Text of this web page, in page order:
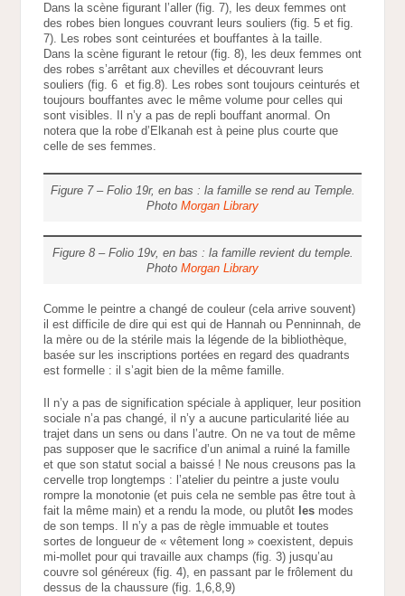
Dans la scène figurant l’aller (fig. 7), les deux femmes ont
des robes bien longues couvrant leurs souliers (fig. 5 et fig.
7). Les robes sont ceinturées et bouffantes à la taille.
Dans la scène figurant le retour (fig. 8), les deux femmes ont
des robes s’arrêtant aux chevilles et découvrant leurs
souliers (fig. 6 et fig.8). Les robes sont toujours ceinturés et
toujours bouffantes avec le même volume pour celles qui
sont visibles. Il n’y a pas de repli bouffant anormal. On
notera que la robe d’Elkanah est à peine plus courte que
celle de ses femmes.
Figure 7 – Folio 19r, en bas : la famille se rend au Temple.
Photo Morgan Library
Figure 8 – Folio 19v, en bas : la famille revient du temple.
Photo Morgan Library
Comme le peintre a changé de couleur (cela arrive souvent)
il est difficile de dire qui est qui de Hannah ou Penninnah, de
la mère ou de la stérile mais la légende de la bibliothèque,
basée sur les inscriptions portées en regard des quadrants
est formelle : il s’agit bien de la même famille.
Il n’y a pas de signification spéciale à appliquer, leur position
sociale n’a pas changé, il n’y a aucune particularité liée au
trajet dans un sens ou dans l’autre. On ne va tout de même
pas supposer que le sacrifice d’un animal a ruiné la famille
et que son statut social a baissé ! Ne nous creusons pas la
cervelle trop longtemps : l’atelier du peintre a juste voulu
rompre la monotonie (et puis cela ne semble pas être tout à
fait la même main) et a rendu la mode, ou plutôt les modes
de son temps. Il n’y a pas de règle immuable et toutes
sortes de longueur de « vêtement long » coexistent, depuis
mi-mollet pour qui travaille aux champs (fig. 3) jusqu’au
couvre sol généreux (fig. 4), en passant par le frôlement du
dessus de la chaussure (fig. 1,6,8,9)